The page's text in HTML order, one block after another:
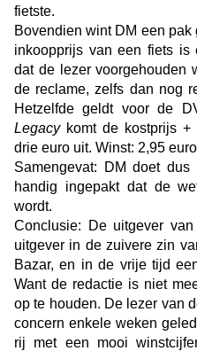
fietste.
Bovendien wint DM een
inkoopprijs van een fiets is
dat de lezer voorgehouden
de reclame, zelfs dan nog
Hetzelfde geldt voor de
Legacykomt de kostprijs +
drie euro uit. Winst: 2,95
Samengevat: DM doet
handig ingepakt dat de
wordt.
Conclusie: De uitgever
uitgever in de zuivere zin
Bazar, en in de vrije tijd
Want de redactie is niet
op te houden. De lezer van
concern enkele weken
rij met een mooi